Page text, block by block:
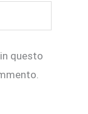
questo